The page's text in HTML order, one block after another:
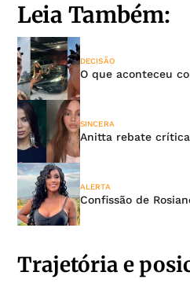
Leia Também:
DECISÃO
O que aconteceu
SINCERA
Anitta rebate
ALERTA
Confissão de
Trajetória e